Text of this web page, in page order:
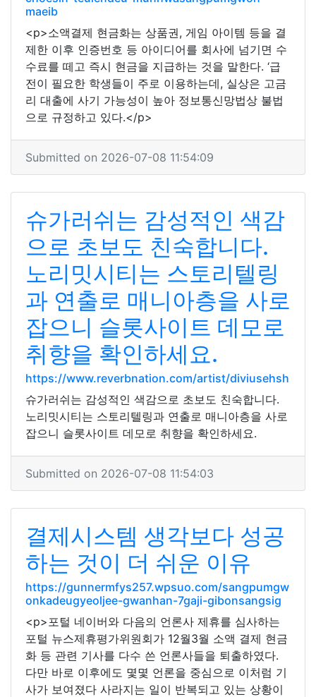
maeib
<p>소액결제 현금화는 상품권, 게임 아이템 등을 결
제한 이후 인증번호 등 아이디어를 회사에 넘기면 수
수료를 떼고 즉시 현금을 지급하는 것을 말한다. ‘급
전이 필요한 학생들이 주로 이용하는데, 실상은 고금
리 대출에 사기 가능성이 높아 정보통신망법상 불법
으로 규정하고 있다.</p>
Submitted on 2026-07-08 11:54:09
슈가러쉬는 감성적인 색감
으로 초보도 친숙합니다.
노리밋시티는 스토리텔링
과 연출로 매니아층을 사로
잡으니 슬롯사이트 데모로
취향을 확인하세요.
https://www.reverbnation.com/artist/diviusehsh
슈가러쉬는 감성적인 색감으로 초보도 친숙합니다.
노리밋시티는 스토리텔링과 연출로 매니아층을 사로
잡으니 슬롯사이트 데모로 취향을 확인하세요.
Submitted on 2026-07-08 11:54:03
결제시스템 생각보다 성공
하는 것이 더 쉬운 이유
https://gunnermfys257.wpsuo.com/sangpumgw
onkadeugyeoljee-gwanhan-7gaji-gibonsangsig
<p>포털 네이버와 다음의 언론사 제휴를 심사하는
포털 뉴스제휴평가위원회가 12월3월 소액 결제 현금
화 등 관련 기사를 다수 쓴 언론사들을 퇴출하였다.
다만 바로 이후에도 몇몇 언론을 중심으로 이처럼 기
사가 보여졌다 사라지는 일이 반복되고 있는 상황이